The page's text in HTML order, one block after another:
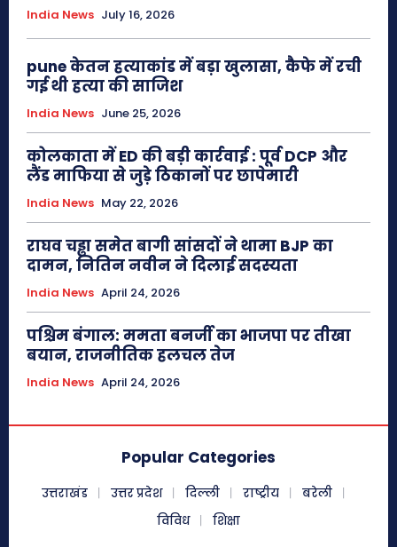
India News July 16, 2026
pune केतन हत्याकांड में बड़ा खुलासा, कैफे में रची
गई थी हत्या की साजिश
India News June 25, 2026
कोलकाता में ED की बड़ी कार्रवाई : पूर्व DCP और
लैंड माफिया से जुड़े ठिकानों पर छापेमारी
India News May 22, 2026
राघव चड्ढा समेत बागी सांसदों ने थामा BJP का
दामन, नितिन नवीन ने दिलाई सदस्यता
India News April 24, 2026
पश्चिम बंगाल: ममता बनर्जी का भाजपा पर तीखा
बयान, राजनीतिक हलचल तेज
India News April 24, 2026
Popular Categories
उत्तराखंड उत्तर प्रदेश दिल्ली राष्ट्रीय
बरेली
विविध
शिक्षा